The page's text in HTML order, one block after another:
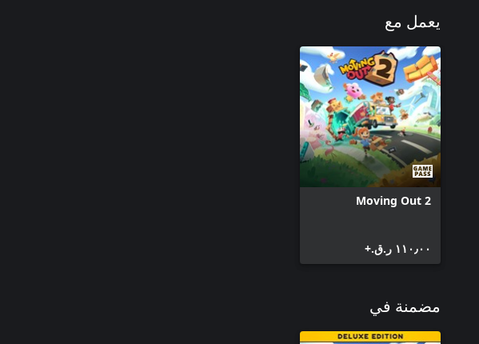
يعمل مع
Moving Out 2
١١٠٫٠٠ ر.ق.‏+
مضمنة في